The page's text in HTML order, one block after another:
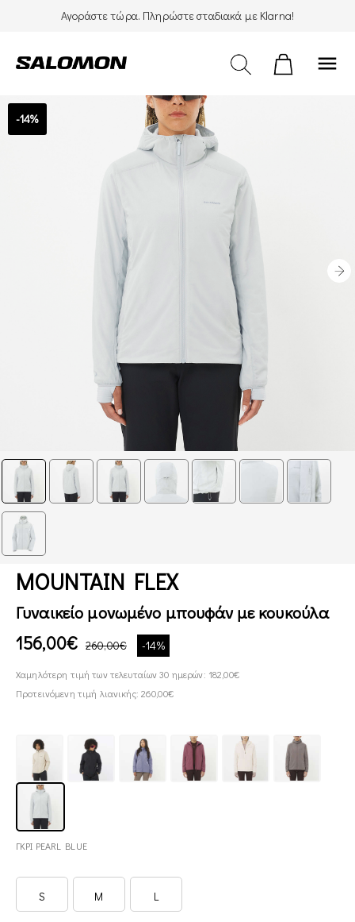
Αγοράστε τώρα. Πληρώστε σταδιακά με Klarna!
menu
-14%
MOUNTAIN FLEX
Γυναικείο μονωμένο μπουφάν με κουκούλα
156,00€ 260,00€ -14%
Χαμηλότερη τιμή των τελευταίων 30 ημερών: 182,00€
Προτεινόμενη τιμή λιανικής: 260,00€
ΓΚΡΙ PEARL BLUE
S M L